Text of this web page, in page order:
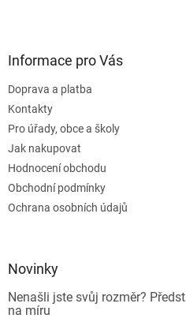
Informace pro Vás
Doprava a platba
Kontakty
Pro úřady, obce a školy
Jak nakupovat
Hodnocení obchodu
Obchodní podmínky
Ochrana osobních údajů
Novinky
Nenašli jste svůj rozměr?
na míru